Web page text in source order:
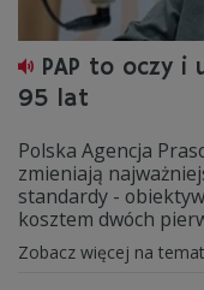
PAP to oczy i
95 lat
Polska Agencja
zmieniają
standardy -
kosztem dwóch
Zobacz więcej na